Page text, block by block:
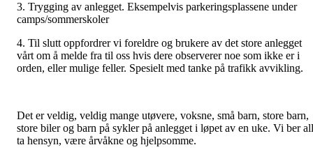
3. Trygging av anlegget. Eksempelvis parkeringsplassene under
camps/sommerskoler
4. Til slutt oppfordrer vi foreldre og brukere av det store anlegget
vårt om å melde fra til oss hvis dere observerer noe som ikke er i
orden, eller mulige feller. Spesielt med tanke på trafikk avvikling.
Det er veldig, veldig mange utøvere, voksne, små barn, store barn,
store biler og barn på sykler på anlegget i løpet av en uke. Vi ber
ta hensyn, være årvåkne og hjelpsomme.